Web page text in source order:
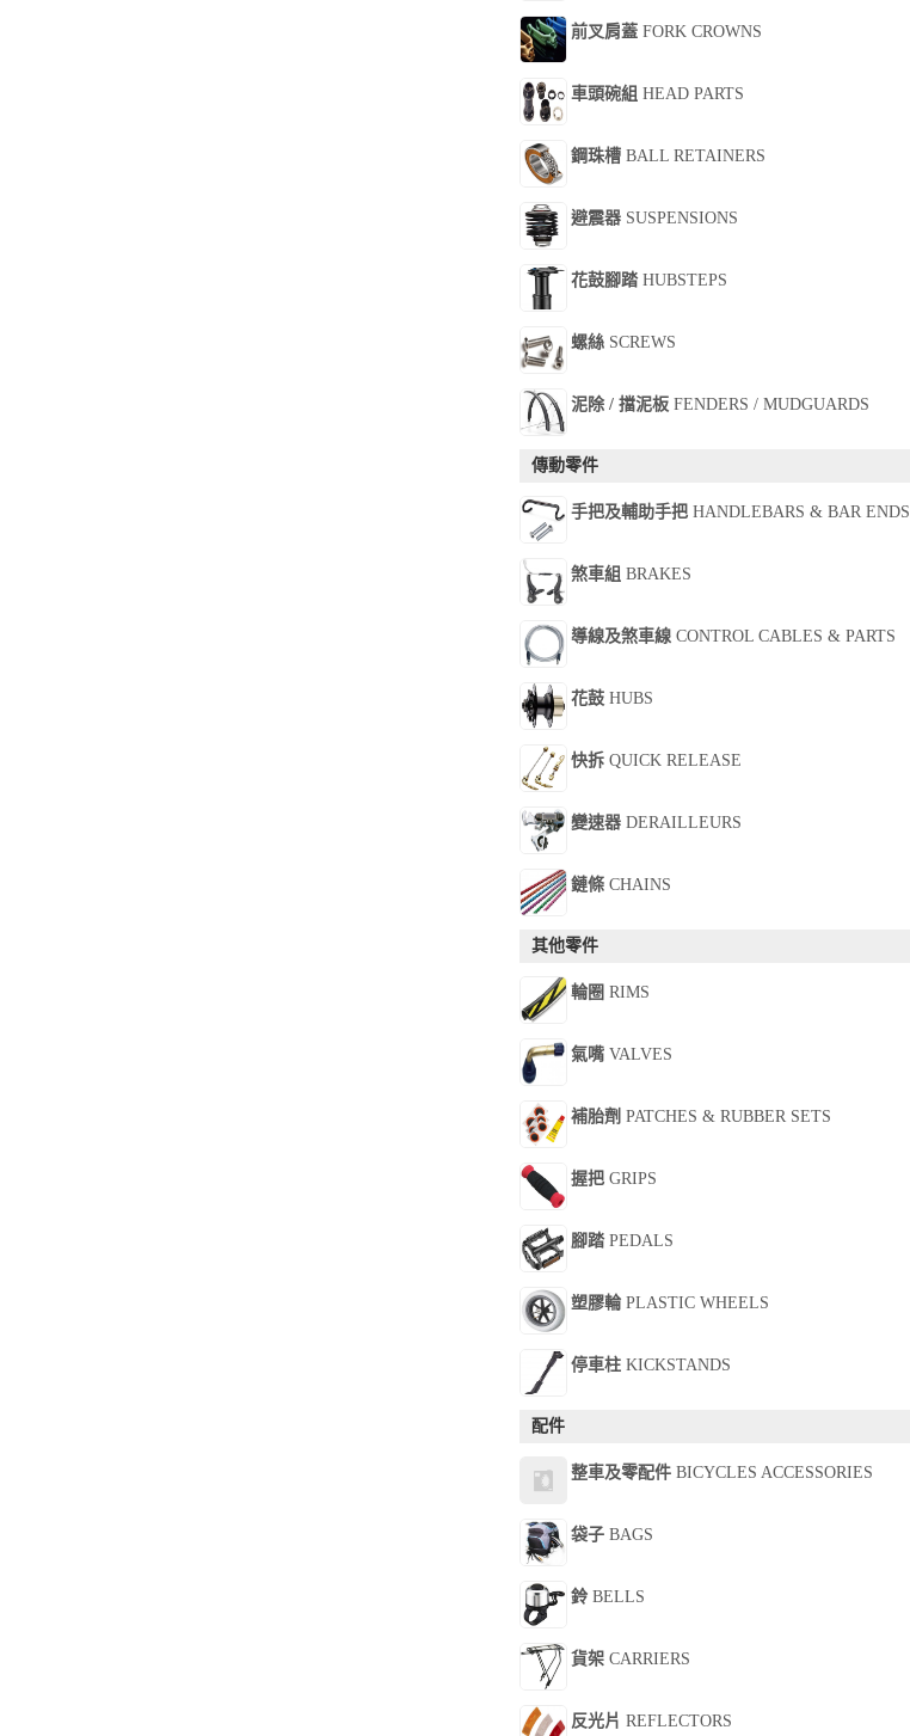
前叉肩蓋FORK CROWNS
車頭碗組 HEAD PARTS
鋼珠槽BALL RETAINERS
避震器SUSPENSIONS
花鼓腳踏HUBSTEPS
螺絲SCREWS
泥除 / 擋泥板FENDERS / MUDGUARDS
傳動零件
手把及輔助手把HANDLEBARS & BAR ENDS
煞車組 BRAKES
導線及煞車線CONTROL CABLES & PARTS
花鼓HUBS
快拆QUICK RELEASE
變速器DERAILLEURS
鏈條CHAINS
其他零件
輪圈 RIMS
氣嘴VALVES
補胎劑 PATCHES & RUBBER SETS
握把GRIPS
腳踏PEDALS
塑膠輪PLASTIC WHEELS
停車柱KICKSTANDS
配件
整車及零配件BICYCLES ACCESSORIES
袋子BAGS
鈴BELLS
貨架CARRIERS
反光片 REFLECTORS